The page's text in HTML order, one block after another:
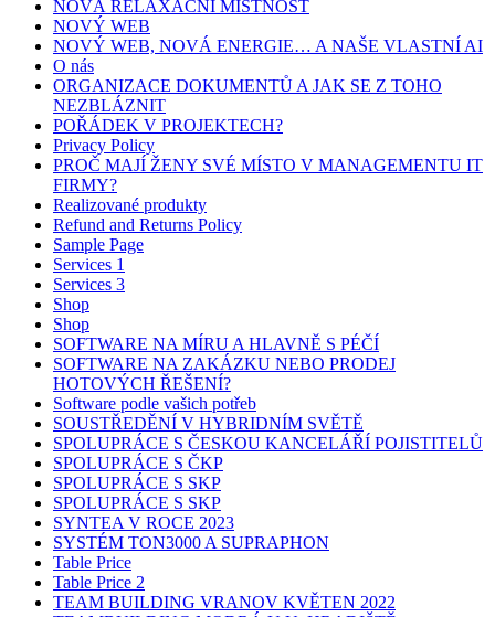
NOVÁ RELAXAČNÍ MÍSTNOST
NOVÝ WEB
NOVÝ WEB, NOVÁ ENERGIE… A NAŠE VLASTNÍ AI
O nás
ORGANIZACE DOKUMENTŮ A JAK SE Z TOHO
NEZBLÁZNIT
POŘÁDEK V PROJEKTECH?
Privacy Policy
PROČ MAJÍ ŽENY SVÉ MÍSTO V MANAGEMENTU IT
FIRMY?
Realizované produkty
Refund and Returns Policy
Sample Page
Services 1
Services 3
Shop
Shop
SOFTWARE NA MÍRU A HLAVNĚ S PÉČÍ
SOFTWARE NA ZAKÁZKU NEBO PRODEJ
HOTOVÝCH ŘEŠENÍ?
Software podle vašich potřeb
SOUSTŘEDĚNÍ V HYBRIDNÍM SVĚTĚ
SPOLUPRÁCE S ČESKOU KANCELÁŘÍ POJISTITELŮ
SPOLUPRÁCE S ČKP
SPOLUPRÁCE S SKP
SPOLUPRÁCE S SKP
SYNTEA V ROCE 2023
SYSTÉM TON3000 A SUPRAPHON
Table Price
Table Price 2
TEAM BUILDING VRANOV KVĚTEN 2022